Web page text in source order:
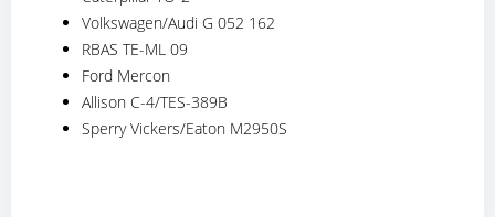
Volkswagen/Audi G 052 162
RBAS TE-ML 09
Ford Mercon
Allison C-4/TES-389B
Sperry Vickers/Eaton M2950S